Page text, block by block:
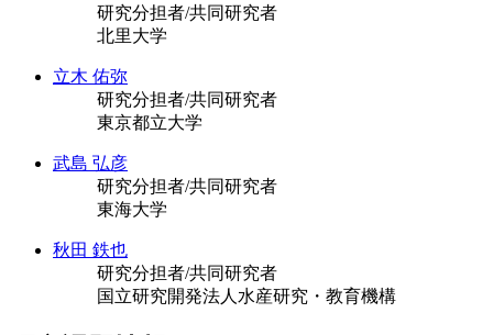
研究分担者/共同研究者
北里大学
立木 佑弥
研究分担者/共同研究者
東京都立大学
武島 弘彦
研究分担者/共同研究者
東海大学
秋田 鉄也
研究分担者/共同研究者
国立研究開発法人水産研究・教育機構